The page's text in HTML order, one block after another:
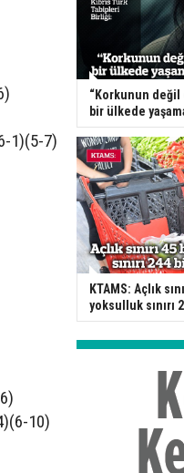
1)(5-7)
10)
“Korkunun
bir ülkede
KTAMS: Açlık
yoksulluk sınırı